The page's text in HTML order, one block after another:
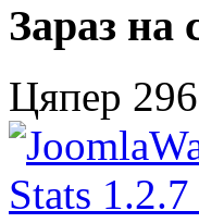
Зараз на
Цяпер